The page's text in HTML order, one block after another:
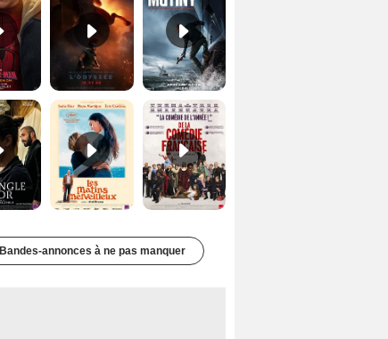
Les Matins merveilleux Bande-annonce VF De la Comédie-Française Teaser VF
Bandes-annonces à ne pas manquer